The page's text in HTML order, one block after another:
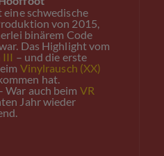
schwedische
von 2015,
binärem Code
Das Highlight vom
III – und die erste
Vinylrausch (XX)
hat.
auch beim VR
Jahr wieder